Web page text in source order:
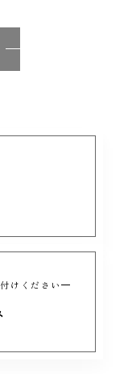
けください